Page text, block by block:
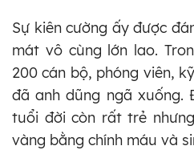
Sự kiên cường ấy được
mát vô cùng lớn lao.
200 cán bộ, phóng viên,
đã anh dũng ngã xuống.
tuổi đời còn rất trẻ
vàng bằng chính máu và